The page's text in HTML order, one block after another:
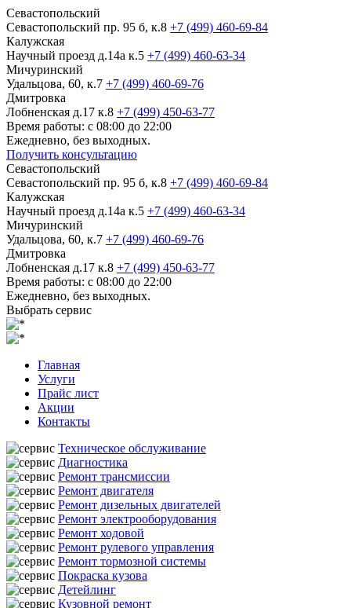
Севастопольский
Севастопольский пр. 95 б, к.8 +7 (499) 460-69-84
Калужская
Научный проезд д.14а к.5 +7 (499) 460-63-34
Мичуринский
Удальцова, 60, к.7 +7 (499) 460-69-76
Дмитровка
Лобненская д.17 к.8 +7 (499) 450-63-77
Время работы: с 08:00 до 22:00
Ежедневно, без выходных.
Получить консультацию
Севастопольский
Севастопольский пр. 95 б, к.8 +7 (499) 460-69-84
Калужская
Научный проезд д.14а к.5 +7 (499) 460-63-34
Мичуринский
Удальцова, 60, к.7 +7 (499) 460-69-76
Дмитровка
Лобненская д.17 к.8 +7 (499) 450-63-77
Время работы: с 08:00 до 22:00
Ежедневно, без выходных.
Выбрать сервис
Главная
Услуги
Прайс лист
Акции
Контакты
Техническое обслуживание
Диагностика
Ремонт трансмиссии
Ремонт двигателя
Ремонт дизельных двигателей
Ремонт электрооборудования
Ремонт ходовой
Ремонт рулевого управления
Ремонт тормозной системы
Покраска кузова
Детейлинг
Кузовной ремонт